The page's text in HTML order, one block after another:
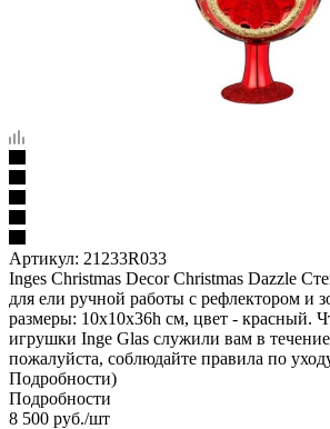
Артикул: 21233R033
Inges Christmas Decor Christmas Dazzle
для ели ручной работы с рефлектором и
размеры: 10х10х36h см, цвет - красный.
игрушки Inge Glas служили вам в течение
пожалуйста, соблюдайте правила по
Подробности)
Подробности
8 500 руб./шт